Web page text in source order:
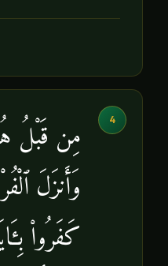
4
مِن قَبْلُ
وَأَنزَلَ
كَفَرُوا۟